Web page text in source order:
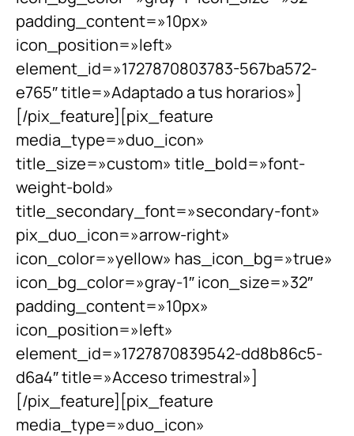
padding_content=»10px»
icon_position=»left»
element_id=»1727870803783-567ba572-
e765″ title=»Adaptado a tus horarios»]
[/pix_feature][pix_feature
media_type=»duo_icon»
title_size=»custom» title_bold=»font-
weight-bold»
title_secondary_font=»secondary-font»
pix_duo_icon=»arrow-right»
icon_color=»yellow» has_icon_bg=»true»
icon_bg_color=»gray-1″ icon_size=»32″
padding_content=»10px»
icon_position=»left»
element_id=»1727870839542-dd8b86c5-
d6a4″ title=»Acceso trimestral»]
[/pix_feature][pix_feature
media_type=»duo_icon»